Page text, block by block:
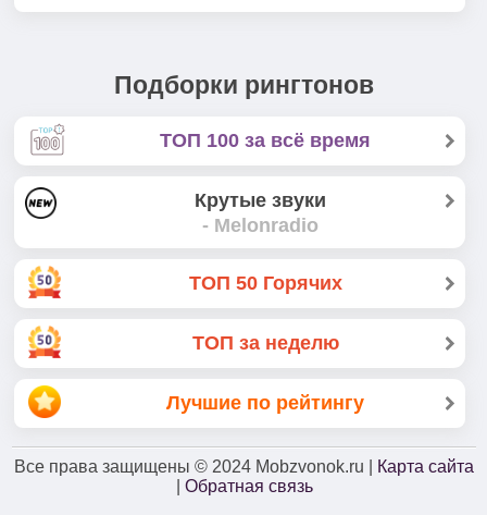
Подборки рингтонов
ТОП 100 за всё время
Крутые звуки
- Melonradio
ТОП 50 Горячих
ТОП за неделю
Лучшие по рейтингу
Все права защищены © 2024 Mobzvonok.ru |
Карта сайта
Обратная связь